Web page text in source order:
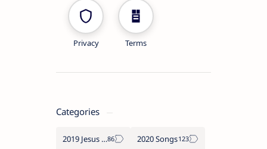
Privacy Terms
Categories
2019 Jesus songs 2020 Songs